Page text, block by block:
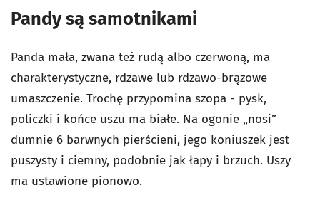
Pandy są samotnikami
Panda mała, zwana też rudą albo czerwoną, ma
charakterystyczne, rdzawe lub rdzawo-brązowe
umaszczenie. Trochę przypomina szopa - pysk,
policzki i końce uszu ma białe. Na ogonie „nosi”
dumnie 6 barwnych pierścieni, jego koniuszek jest
puszysty i ciemny, podobnie jak łapy i brzuch. Uszy
ma ustawione pionowo.